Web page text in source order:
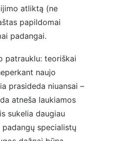
atliktą (ne
papildomai
padangai.
patrauklu: teoriškai
naujo
prasideda niuansai –
atneša laukiamos
sukelia daugiau
specialistų